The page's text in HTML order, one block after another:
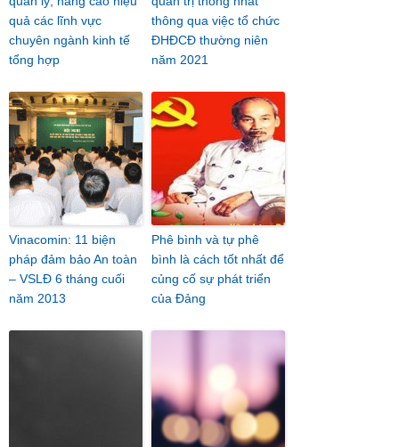
quả các lĩnh vực
chuyên ngành kinh tế
tổng hợp
thông qua việc tổ chức
ĐHĐCĐ thường niên
năm 2021
Vinacomin: 11 biện
pháp đảm bảo An toàn
– VSLĐ 6 tháng cuối
năm 2013
Phê bình và tự phê
bình là cách tốt nhất để
củng cố sự phát triển
của Đảng